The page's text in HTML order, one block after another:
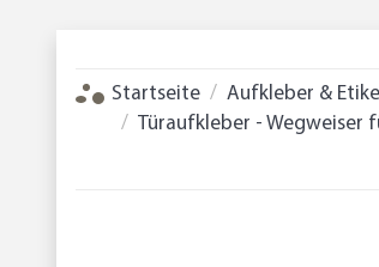
Startseite Aufkleber &
Türaufkleber - Wegweiser